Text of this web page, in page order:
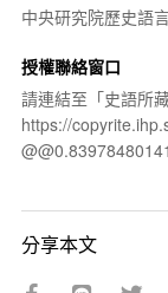
中央研究院歷史語
授權聯絡窗口
請連結至「史語所
https://
分享本文